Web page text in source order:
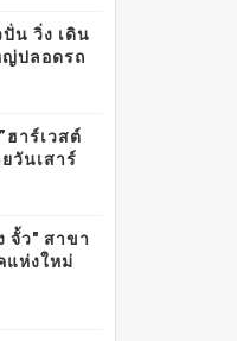
น วิ่ง เดิน
ญ่ปลอดรถ
ฮาร์เวสต์
วันเสาร์
จั้ว" สาขา
ห่งใหม่